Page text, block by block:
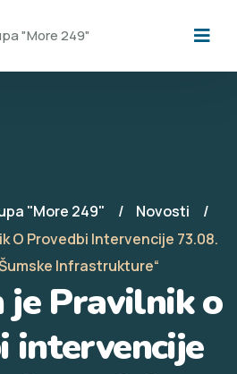
"More 249"
Novosti
O Provedbi Intervencije 73.08.
Infrastrukture“
je Pravilnik o
intervencije